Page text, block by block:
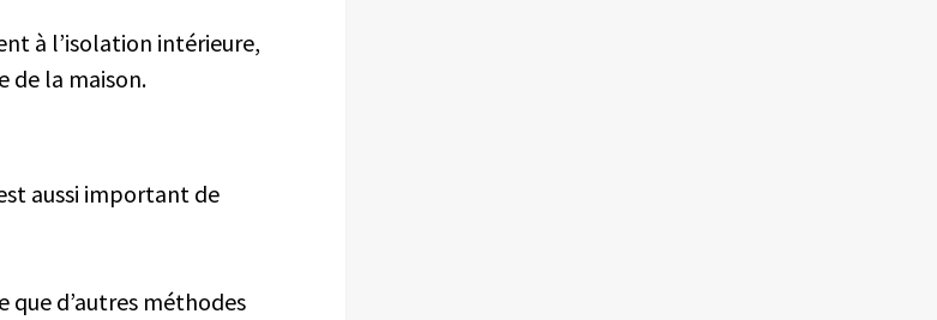
à l’isolation intérieure,
de la maison.
aussi important de
que d’autres méthodes